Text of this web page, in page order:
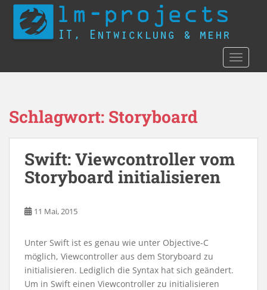
o
Schlagwort: Storyboard
Swift: Viewcontroller vom
Storyboard initialisieren
11 Mai, 2015
Unter Swift ist es genau wie unter Objective-C
möglich, Viewcontroller aus dem Storyboard zu
initialisieren. Lediglich die Syntax hat sich geändert.
Um in Swift einen Viewcontroller zu initialisieren